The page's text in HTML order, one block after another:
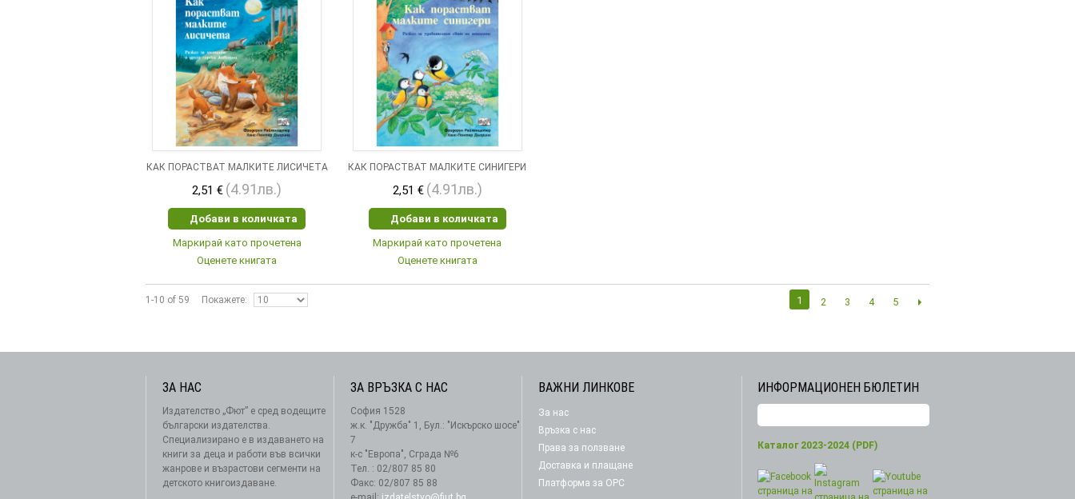
КАК ПОРАСТВАТ МАЛКИТЕ ЛИСИЧЕТА
2,51 € (4.91лв.)
Добави в количката
Маркирай като прочетена
Оценете книгата
КАК ПОРАСТВАТ МАЛКИТЕ СИНИГЕРИ
2,51 € (4.91лв.)
Добави в количката
Маркирай като прочетена
Оценете книгата
1-10 of 59 Покажете 1 2 3 4 5
ИНФОРМАЦИОНЕН БЮЛЕТИН
АБОНАМЕНТ
Каталог 2023-2024 (PDF)
ЗА НАС
Издателство „Фют” е сред водещите
български издателства.
Специализирано е в издаването на
книги за деца и работи във всички
жанрове и възрастови сегменти на
детското книгоиздаване.
ЗА ВРЪЗКА С НАС
София 1528
ж.к. "Дружба" 1, Бул.: "Искърско шосе"
7
к-с "Европа", Сграда №6
Тел. : 02/807 85 80
Факс: 02/807 85 88
ВАЖНИ ЛИНКОВЕ
За нас
Връзка с нас
Права за ползване
Доставка и плащане
Платформа за ОРС